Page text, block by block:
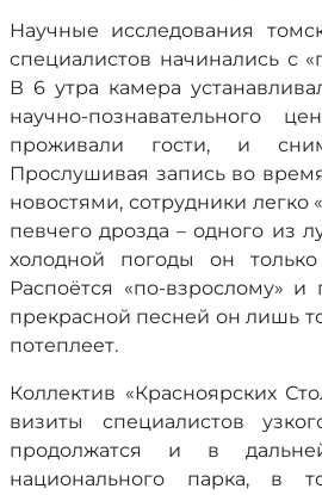
Научные исследования
специалистов начинались с
В 6 утра камера
научно-познавательного
проживали гости, и
Прослушивая запись во
новостями, сотрудники легко
певчего дрозда – одного из
холодной погоды он только
Распоётся «по-взрослому» и
прекрасной песней он лишь
потеплеет.
Коллектив «Красноярских
визиты специалистов
продолжатся и в
национального парка, в